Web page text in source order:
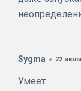
Sygma 22
Умеет.